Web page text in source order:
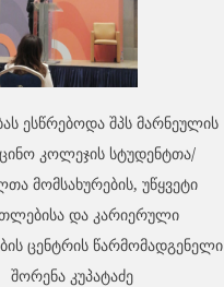
ესწრებოდა შპს მარნეულის
კოლეჯის სტუდენტთა/
მომსახურების, უწყვეტი
და კარიერული
ცენტრის წარმომადგენელი
შორენა კუპატაძე